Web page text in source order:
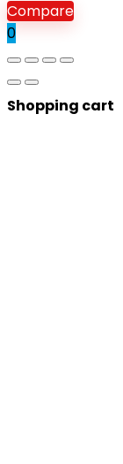
Compare
0
Shopping cart